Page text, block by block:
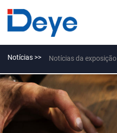
Notícias >> Notícias da exposição